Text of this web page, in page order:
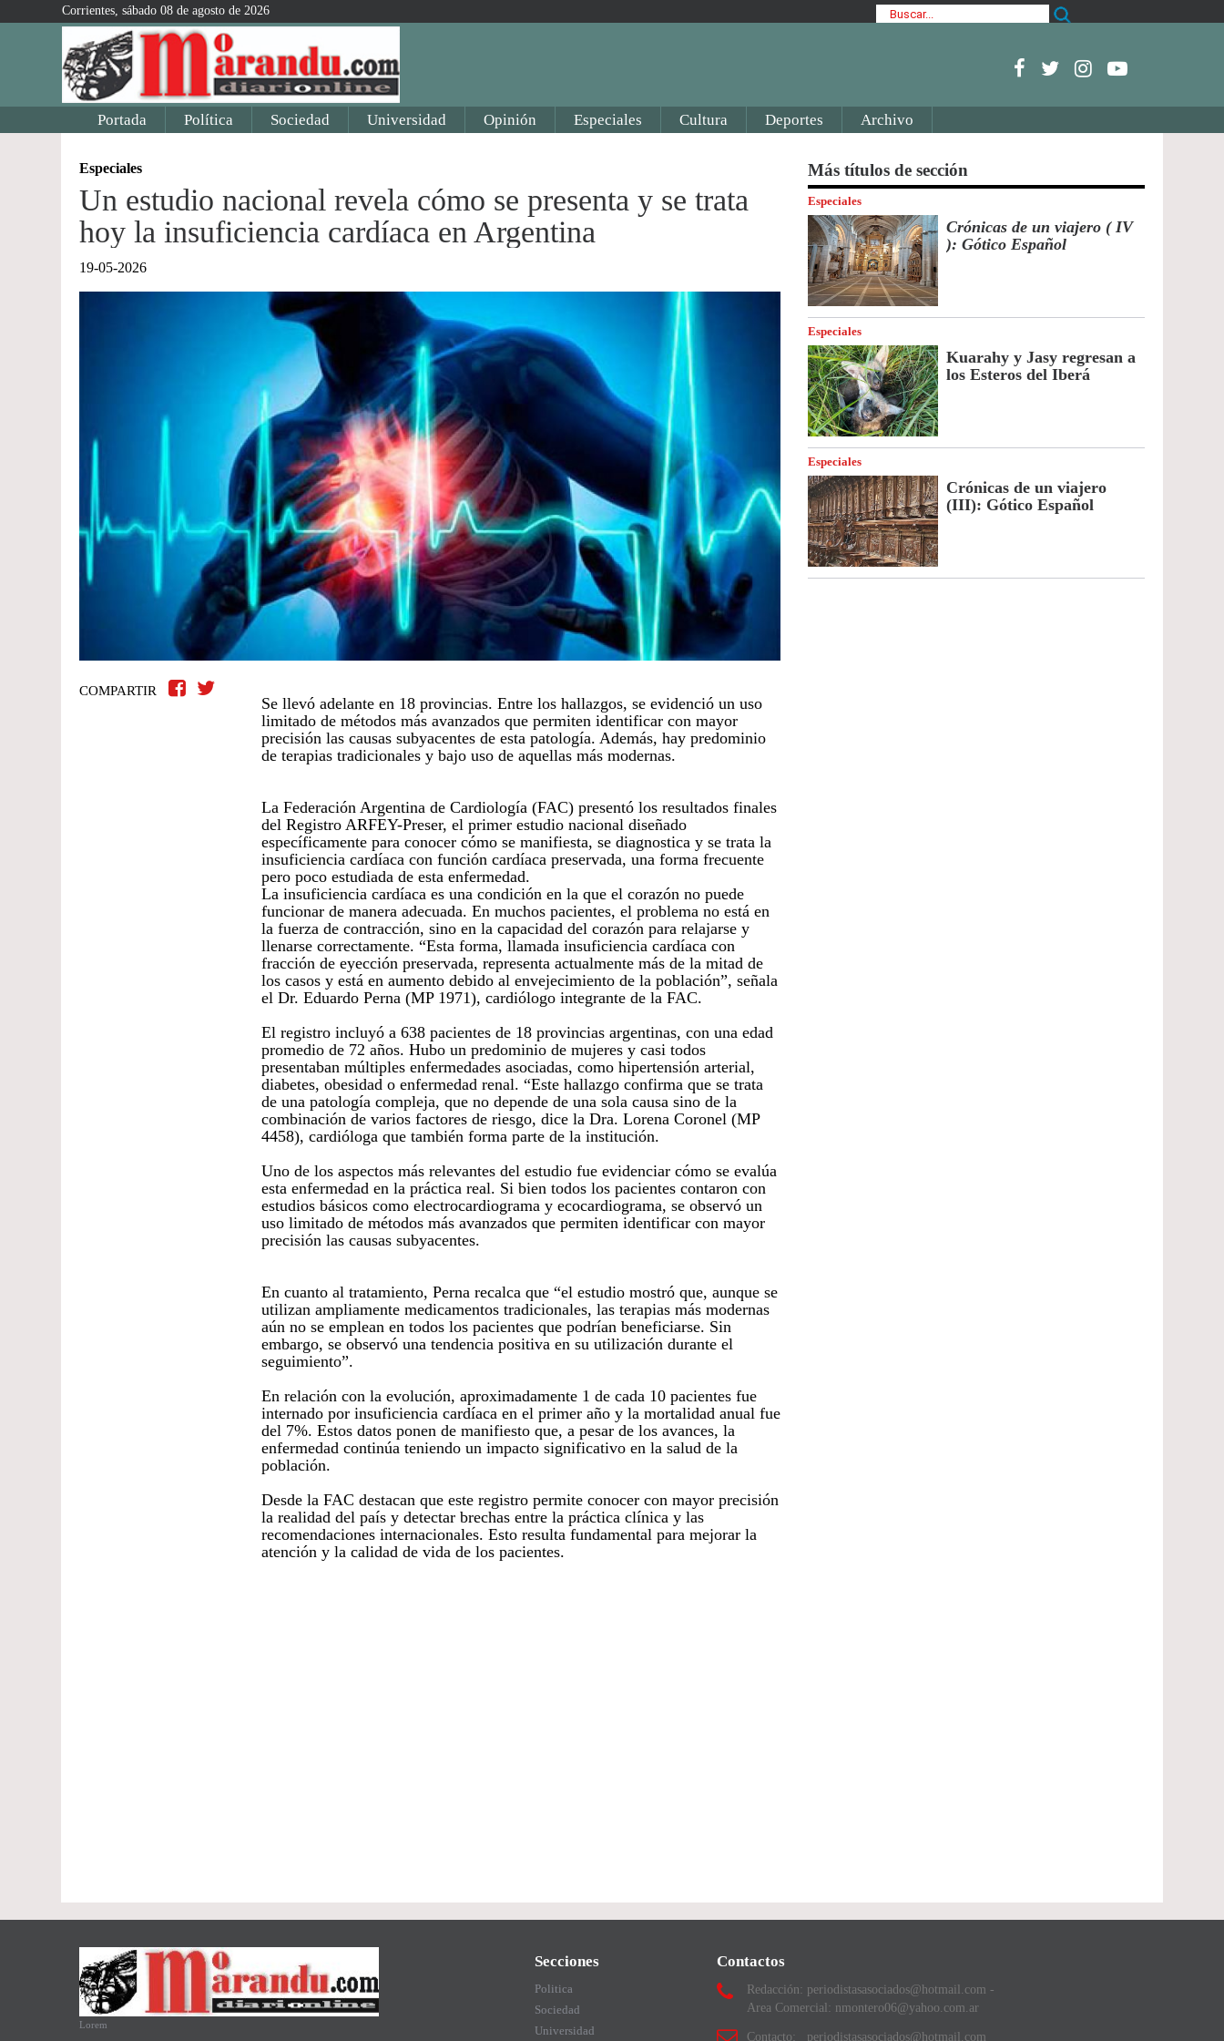
Corrientes, sábado 08 de agosto de 2026
Portada Política Sociedad Universidad Opinión Especiales Cultura Deportes Archivo
Especiales
Un estudio nacional revela cómo se presenta y se trata
hoy la insuficiencia cardíaca en Argentina
19-05-2026
COMPARTIR
Se llevó adelante en 18 provincias. Entre los hallazgos, se evidenció un uso
limitado de métodos más avanzados que permiten identificar con mayor
precisión las causas subyacentes de esta patología. Además, hay predominio
de terapias tradicionales y bajo uso de aquellas más modernas.
La Federación Argentina de Cardiología (FAC) presentó los resultados finales
del Registro ARFEY-Preser, el primer estudio nacional diseñado
específicamente para conocer cómo se manifiesta, se diagnostica y se trata la
insuficiencia cardíaca con función cardíaca preservada, una forma frecuente
pero poco estudiada de esta enfermedad.
La insuficiencia cardíaca es una condición en la que el corazón no puede
funcionar de manera adecuada. En muchos pacientes, el problema no está en
la fuerza de contracción, sino en la capacidad del corazón para relajarse y
llenarse correctamente. “Esta forma, llamada insuficiencia cardíaca con
fracción de eyección preservada, representa actualmente más de la mitad de
los casos y está en aumento debido al envejecimiento de la población”, señala
el Dr. Eduardo Perna (MP 1971), cardiólogo integrante de la FAC.
El registro incluyó a 638 pacientes de 18 provincias argentinas, con una edad
promedio de 72 años. Hubo un predominio de mujeres y casi todos
presentaban múltiples enfermedades asociadas, como hipertensión arterial,
diabetes, obesidad o enfermedad renal. “Este hallazgo confirma que se trata
de una patología compleja, que no depende de una sola causa sino de la
combinación de varios factores de riesgo, dice la Dra. Lorena Coronel (MP
4458), cardióloga que también forma parte de la institución.
Uno de los aspectos más relevantes del estudio fue evidenciar cómo se evalúa
esta enfermedad en la práctica real. Si bien todos los pacientes contaron con
estudios básicos como electrocardiograma y ecocardiograma, se observó un
uso limitado de métodos más avanzados que permiten identificar con mayor
precisión las causas subyacentes.
En cuanto al tratamiento, Perna recalca que “el estudio mostró que, aunque se
utilizan ampliamente medicamentos tradicionales, las terapias más modernas
aún no se emplean en todos los pacientes que podrían beneficiarse. Sin
embargo, se observó una tendencia positiva en su utilización durante el
seguimiento”.
En relación con la evolución, aproximadamente 1 de cada 10 pacientes fue
internado por insuficiencia cardíaca en el primer año y la mortalidad anual fue
del 7%. Estos datos ponen de manifiesto que, a pesar de los avances, la
enfermedad continúa teniendo un impacto significativo en la salud de la
población.
Desde la FAC destacan que este registro permite conocer con mayor precisión
la realidad del país y detectar brechas entre la práctica clínica y las
recomendaciones internacionales. Esto resulta fundamental para mejorar la
atención y la calidad de vida de los pacientes.
Más títulos de sección
Especiales
Crónicas de un viajero ( IV
): Gótico Español
Especiales
Kuarahy y Jasy regresan a
los Esteros del Iberá
Especiales
Crónicas de un viajero
(III): Gótico Español
Lorem
Secciones
Politica
Sociedad
Universidad
Contactos
Redacción: periodistasasociados@hotmail.com -
Area Comercial: nmontero06@yahoo.com.ar
Contacto: periodistasasociados@hotmail.com